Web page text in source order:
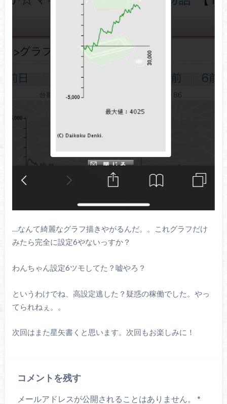
…なんて綺麗なグラフ描きやがるんだ。。これグラフだけ
みたら完全に設定6やないっすか？
わんちゃん設定6ツモしてた？嘘やろ？
というわけでね、高設定逃した？疑惑の稼働でした。やっ
てられねぇ。。
次回はまた星矢書くと思います。次回もお楽しみに！
コメントを残す
メールアドレスが公開されることはありません。
*